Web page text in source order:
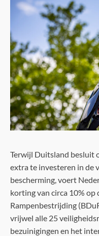
Terwijl Duitsland besluit
extra te investeren in de
bescherming, voert
korting van circa 10%
Rampenbestrijding
vrijwel alle 25
bezuinigingen en het